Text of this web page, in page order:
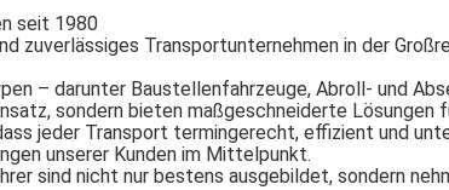
seit 1980
zuverlässiges Transportunternehmen in der
– darunter Baustellenfahrzeuge, Abroll- und
sondern bieten maßgeschneiderte
jeder Transport termingerecht, effizient und
unserer Kunden im Mittelpunkt.
sind nicht nur bestens ausgebildet, sondern